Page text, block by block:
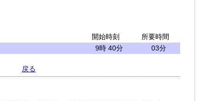
開始時刻
所要時間
9時 40分 03分
戻る